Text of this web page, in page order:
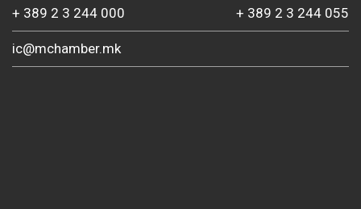
+ 389 2 3 244 000 + 389 2 3 244 055
ic@mchamber.mk